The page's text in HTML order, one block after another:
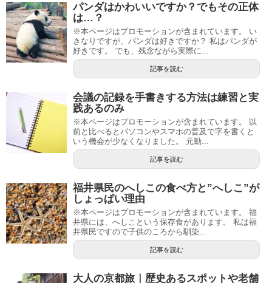
パンダはかわいいですか？でもその正体
は…？
※本ページはプロモーションが含まれています。 い
きなりですが、パンダは好きですか？ 私はパンダが
好きです。 でも、残念ながら実際に...
記事を読む
会議の記録を手書きする方法は練習と実
践あるのみ
※本ページはプロモーションが含まれています。 以
前と比べるとパソコンやスマホの普及で字を書くと
いう機会が少なくなりました。 元勤...
記事を読む
福井県民のへしこの食べ方と”へしこ”が
しょっぱい理由
※本ページはプロモーションが含まれています。 福
井県には、へしこという保存食があります。 私は福
井県民ですので子供のころから馴染...
記事を読む
大人の京都旅｜歴史あるスポットや老舗